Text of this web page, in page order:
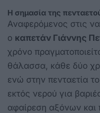
Η σημασία της
Αναφερόμενος στις
ο καπετάν Γιάννης
χρόνο
θάλασσα, κάθε δύο
ενώ στην πενταετία
εκτός νερού για
αφαίρεση αξόνων και